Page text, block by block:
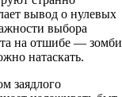
вывод о нулевых
выбора
на отшибе — зомби
натаскать.
заядлого